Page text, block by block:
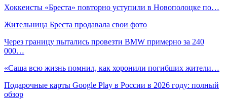
Хоккеисты «Бреста» повторно уступили в Новополоцке по…
Жительница Бреста продавала свои фото
Через границу пытались провезти BMW примерно за 240
000…
«Саша всю жизнь помнил, как хоронили погибших жители…
Подарочные карты Google Play в России в 2026 году: полный
обзор